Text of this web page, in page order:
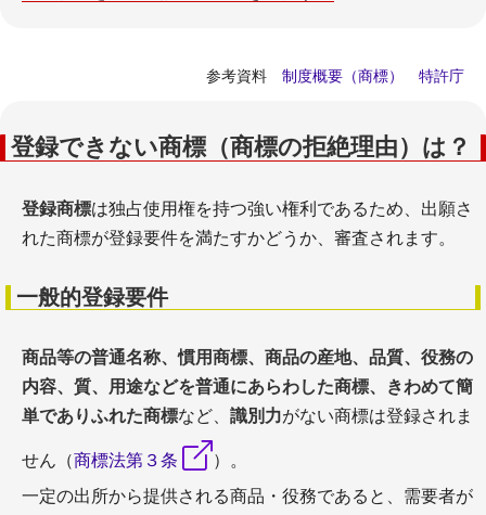
参考資料 制度概要（商標） 特許庁
登録できない商標（商標の拒絶理由）は？
登録商標は独占使用権を持つ強い権利であるため、出願さ
れた商標が登録要件を満たすかどうか、審査されます。
一般的登録要件
商品等の普通名称、慣用商標、商品の産地、品質、役務の
内容、質、用途などを普通にあらわした商標、きわめて簡
単でありふれた商標など、 識別力がない商標は登録されま
せん（商標法第３条
）。
一定の出所から提供される商品・役務であると、需要者が